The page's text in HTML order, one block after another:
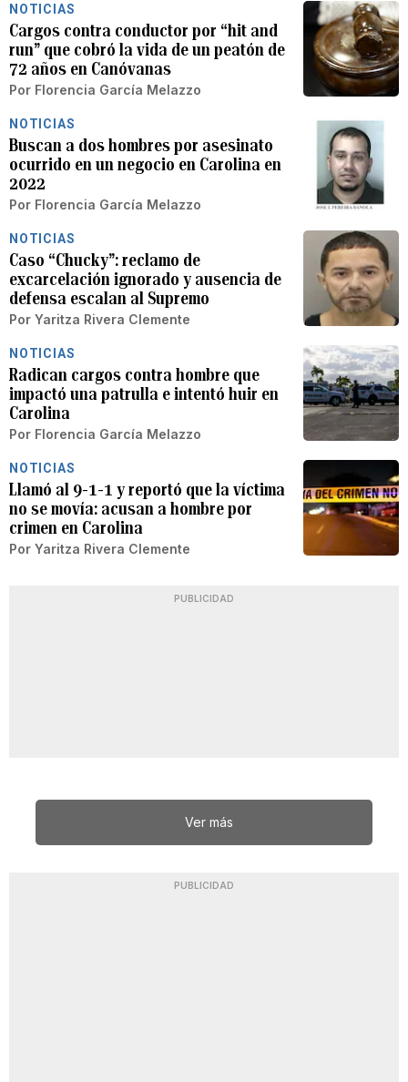
NOTICIAS
Cargos contra conductor por “hit and
run” que cobró la vida de un peatón de
72 años en Canóvanas
Por Florencia García Melazzo
NOTICIAS
Buscan a dos hombres por asesinato
ocurrido en un negocio en Carolina en
2022
Por Florencia García Melazzo
NOTICIAS
Caso “Chucky”: reclamo de
excarcelación ignorado y ausencia de
defensa escalan al Supremo
Por Yaritza Rivera Clemente
NOTICIAS
Radican cargos contra hombre que
impactó una patrulla e intentó huir en
Carolina
Por Florencia García Melazzo
NOTICIAS
Llamó al 9-1-1 y reportó que la víctima
no se movía: acusan a hombre por
crimen en Carolina
Por Yaritza Rivera Clemente
PUBLICIDAD
Ver más
PUBLICIDAD